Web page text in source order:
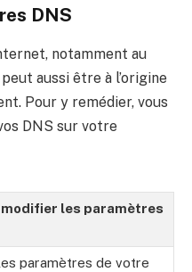
DNS
notamment au
peut aussi être à l’origine
Pour y remédier, vous
DNS sur votre
modifier les paramètres
paramètres de votre